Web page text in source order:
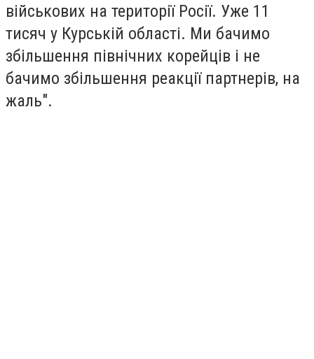
військових на території Росії. Уже 11
тисяч у Курській області. Ми бачимо
збільшення північних корейців і не
бачимо збільшення реакції партнерів, на
жаль".